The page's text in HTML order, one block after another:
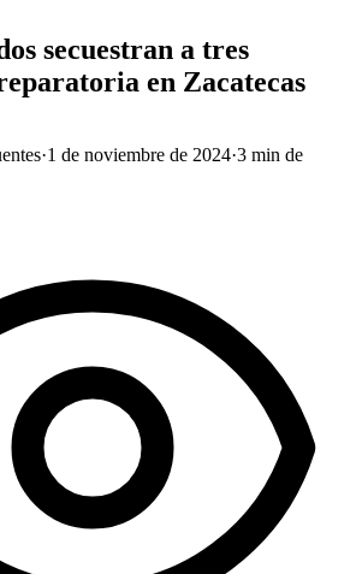
secuestran a tres
en Zacatecas
·1 de noviembre de 2024·3 min de